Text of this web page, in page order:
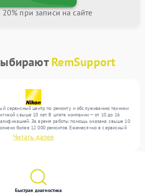
20% при записи на сайте
RemSupport
сервисный центр по ремонту и обслуживанию техники
свыше 10 лет. В штате компании — от 10 до 16
За время работы помощь оказана свыше 10
более 12 000 ремонтов. Ежемесячно в сервисный
единиц техники, включая , , . Мы устраняем поломки
стабильный уровень сервиса благодаря
Читать далее
Быстрая диагностика